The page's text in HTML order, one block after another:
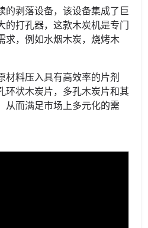
的剥落设备，该设备集成了巨
的打孔器，这款木炭机是专门
求，例如水烟木炭，烧烤木
材料压入具有高效率的片剂
环状木炭片，多孔木炭片和其
从而满足市场上多元化的需